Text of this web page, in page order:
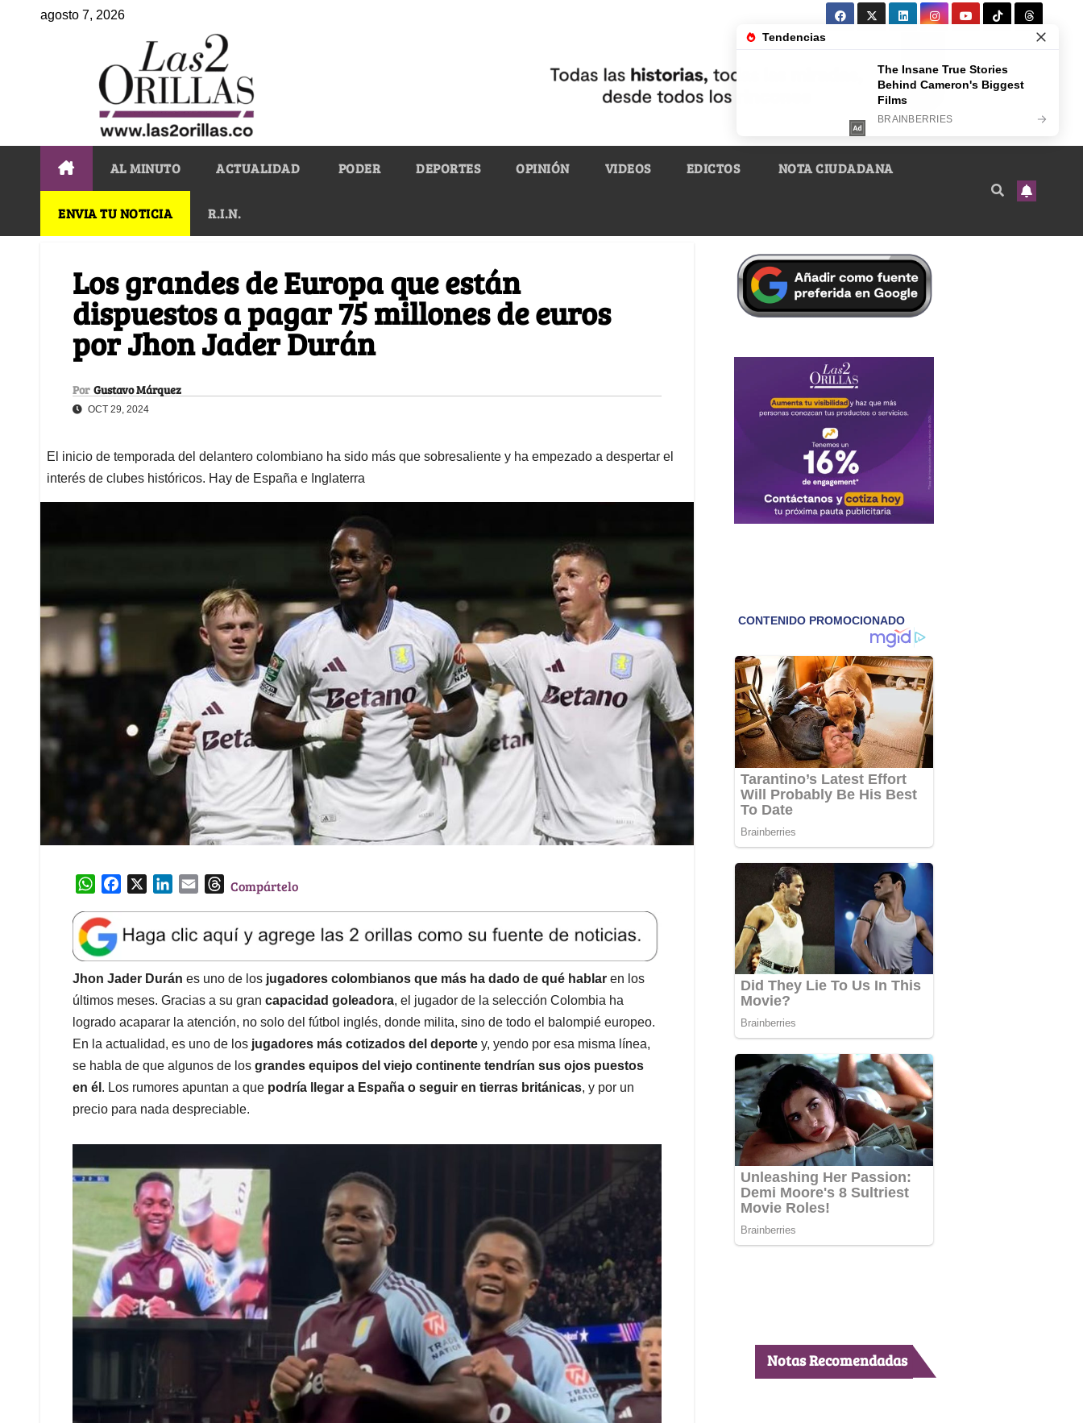
agosto 7, 2026
AL MINUTO ACTUALIDAD PODER DEPORTES OPINIÓN VIDEOS EDICTOS NOTA CIUDADANA
ENVIA TU NOTICIA R.I.N.
Los grandes de Europa que están
dispuestos a pagar 75 millones de euros
por Jhon Jader Durán
Por Gustavo Márquez
OCT 29, 2024
El inicio de temporada del delantero colombiano ha sido más que sobresaliente y ha empezado a despertar el
interés de clubes históricos. Hay de España e Inglaterra
W
a
t
s
A
p
p
e
b
o
o
k
k
e
d
I
n
l
T
e
a
d
s
Compártelo
Jhon Jader Durán es uno de los jugadores colombianos que más ha dado de qué hablar en los
últimos meses. Gracias a su gran capacidad goleadora, el jugador de la selección Colombia ha
logrado acaparar la atención, no solo del fútbol inglés, donde milita, sino de todo el balompié europeo.
En la actualidad, es uno de los jugadores más cotizados del deporte y, yendo por esa misma línea,
se habla de que algunos de los grandes equipos del viejo continente tendrían sus ojos puestos
en él . Los rumores apuntan a que podría llegar a España o seguir en tierras británicas, y por un
precio para nada despreciable.
Notas Recomendadas